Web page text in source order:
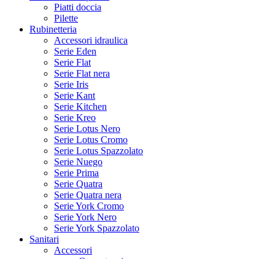
Piatti doccia
Pilette
Rubinetteria
Accessori idraulica
Serie Eden
Serie Flat
Serie Flat nera
Serie Iris
Serie Kant
Serie Kitchen
Serie Kreo
Serie Lotus Nero
Serie Lotus Cromo
Serie Lotus Spazzolato
Serie Nuego
Serie Prima
Serie Quatra
Serie Quatra nera
Serie York Cromo
Serie York Nero
Serie York Spazzolato
Sanitari
Accessori